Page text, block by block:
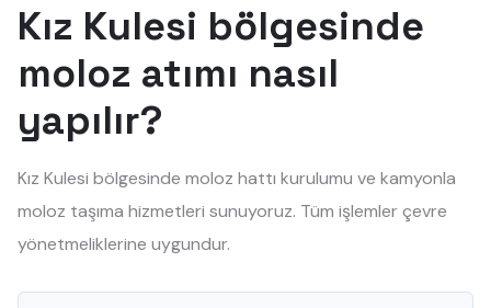
Kız Kulesi bölgesinde
moloz atımı nasıl
yapılır?
Kız Kulesi bölgesinde moloz hattı kurulumu ve kamyonla
moloz taşıma hizmetleri sunuyoruz. Tüm işlemler çevre
yönetmeliklerine uygundur.